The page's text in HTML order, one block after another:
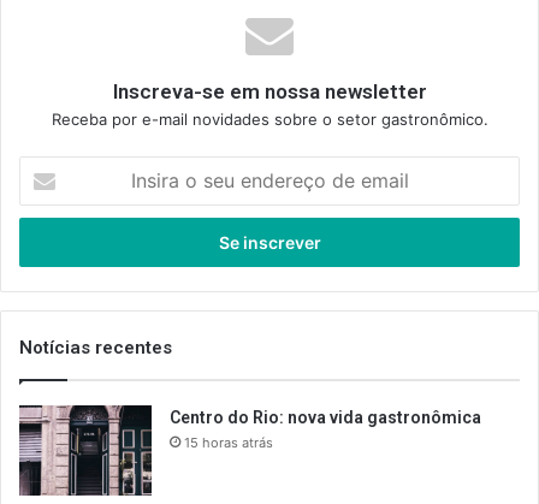
Inscreva-se em nossa newsletter
Receba por e-mail novidades sobre o setor gastronômico.
seu
de
email
Notícias recentes
Centro do Rio: nova vida gastronômica
15 horas atrás